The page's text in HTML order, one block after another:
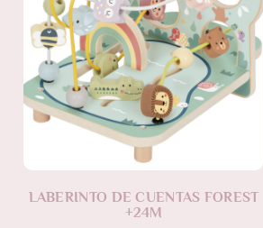
LABERINTO DE CUENTAS FOREST
+24M